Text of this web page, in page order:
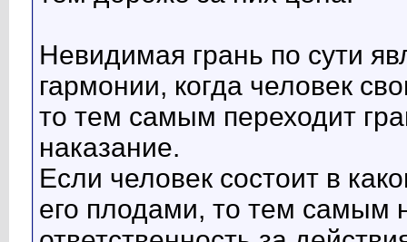
Невидимая грань по сути
гармонии, когда человек
то тем самым переходит
наказание.
Если человек состоит в
его плодами, то тем самым